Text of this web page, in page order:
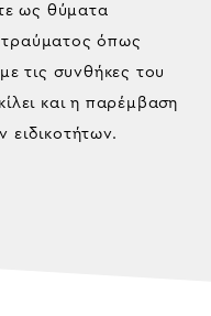
ως θύματα
όπως
τις συνθήκες του
και η παρέμβαση
ειδικοτήτων.